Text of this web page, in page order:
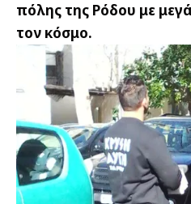
πόλης της Ρόδου με
τον κόσμο.